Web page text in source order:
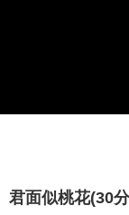
君面似桃花(30